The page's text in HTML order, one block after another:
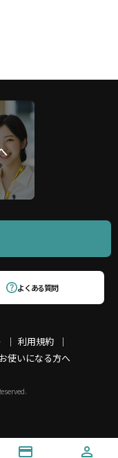
利用規約
使いになる方へ
よくある質問